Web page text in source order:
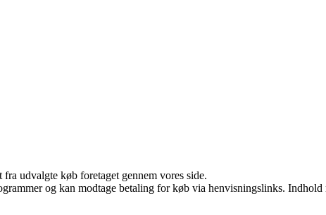
udvalgte køb foretaget gennem vores side.
og kan modtage betaling for køb via henvisningslinks. Indhold